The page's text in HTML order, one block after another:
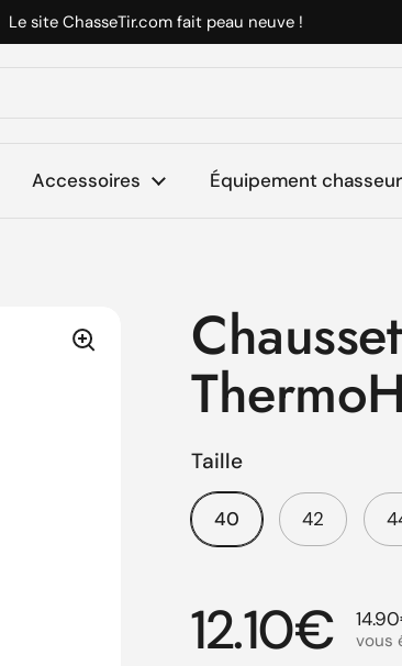
Le site ChasseTir.com fait peau neuve !
Accessoires Équipement
Taille
40 42
Prix
12.10€ Prix
vous